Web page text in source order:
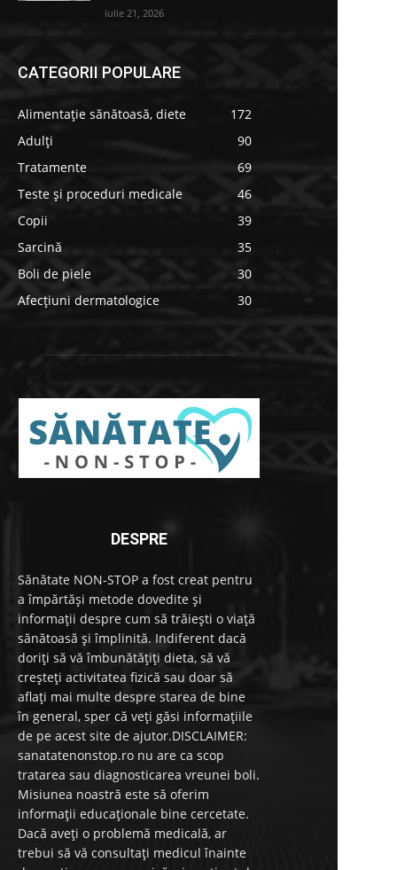
iulie 21, 2026
CATEGORII POPULARE
Alimentație sănătoasă, diete
172
Adulți
90
Tratamente
69
Teste și proceduri medicale
46
Copii
39
Sarcină
35
Boli de piele
30
Afecțiuni dermatologice
30
DESPRE
Sănătate NON-STOP a fost creat pentru
a împărtăși metode dovedite și
informații despre cum să trăiești o viață
sănătoasă și împlinită. Indiferent dacă
doriți să vă îmbunătățiți dieta, să vă
creșteți activitatea fizică sau doar să
aflați mai multe despre starea de bine
în general, sper că veți găsi informațiile
de pe acest site de ajutor.DISCLAIMER:
sanatatenonstop.ro nu are ca scop
tratarea sau diagnosticarea vreunei boli.
Misiunea noastră este să oferim
informații educaționale bine cercetate.
Dacă aveți o problemă medicală, ar
trebui să vă consultați medicul înainte